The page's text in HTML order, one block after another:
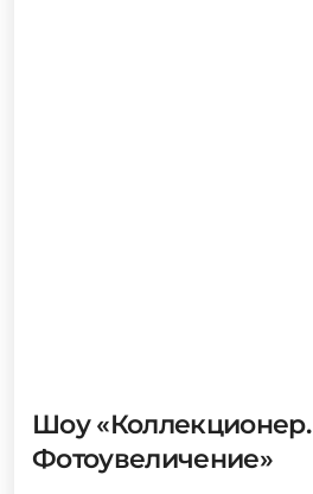
Шоу «Коллекционер.
Фотоувеличение»